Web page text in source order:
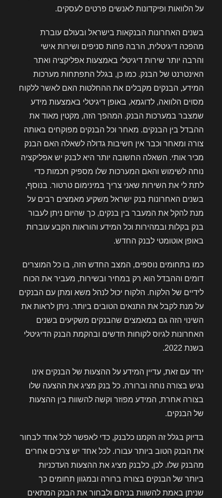
על הלוואות ופיקדונות לאנשים פרטים לעסקים.
בשנים האחרונות הבנקאות בישראל ובעולם עוברת
מהפכה דיגיטלית, הרבה פחות סניפים ושירות אישי
והרבה יותר שירות דיגיטלי באמצעות אפליקציה ואתר
האינטרנט של הבנק. כמו כן, בגלל התפתחות מערכות
המידע, הבנקים מקבלים את ההחלטות האם לאשר ללקוח
מסוים הלוואה, לדוגמא, באופן דיגיטלי באמצעות מידע
שמצבר במערכות הבנק. המהפך הזה, מקטין מאוד את
ההבדל בין הבנקים. מאחר וכל הבנקים מפוקחים באותה
צורה ומאחר וכבר אין חשיבות גדולה לשאלה האם הבנק
מכיר אותי. השאלה החשובה יותר היא לבנק יש אפליקציה
נוחה לשימוש והאם המערכות שלו מספיק חכמות כדי
לתת לי את השירות שאני צריך במינימום טרטור. בנוסף,
בשנים האחרונות בנק ישראל משקיע מאמצים רבים על
מנת להקל את המעבר בין בנקים, כך שהיום ניתן לעבור
בנק בקלות ובמהירות וכל המידע והוראות הקבע עוברות
באופן אוטומטי לבנק החדש.
כמו בתחומים נוספים, המצב החדש הזה, בו כל המוצרים
דומים וההבדל הוא רק במחיר ובשירות, מעביר את הכוח
לידיים של הלקוח. הלקוח יכול לנהל משא ומתן עם הבנקים
על מנת לקבל את התנאים הטובים ביותר. ניתן לראות את
השינוי הזה גם במאמצים שהבנקים משקיעים בשנים
האחרונות לגיוס לקוחות חדשים ובהקמת הבנק הדיגיטלי
בשנת 2022.
יחד עם זאת, עדיין המידע על ההצעות של הבנקים אינו
נגיש בצורה נוחה וברורה. כל בנק מציג את ההצעה שלו
בצורה אחרת, המידע מפוזר וקשה להשוות בין ההצעות
של הבנקים.
בדיוק בגלל זה הקמנו כלבנק, כדי לאפשר לכל אחד לבחור
את הבנק הטוב ביותר עבורו. לכל אחד יש צרכים אחרים
מהבנק שלו. לכן, כלבנק מציג את ההצעות העדכניות
ביותר של הבנקים בצורה ברורה ובמגוון תחומים כך
שניתן באמת להשוות בניהם ולבחור את הבנק המתאים